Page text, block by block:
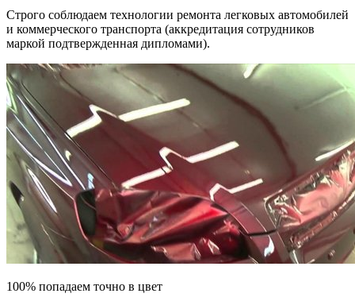
Строго соблюдаем технологии ремонта легковых автомобилей
и коммерческого транспорта (аккредитация сотрудников
маркой подтвержденная дипломами).
100% попадаем точно в цвет